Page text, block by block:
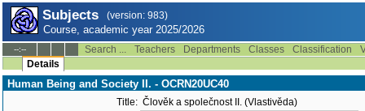
Subjects (version: 983)
Course, academic year 2025/2026
--:-- Search ... Teachers Departments Classes Classification
Details
Human Being and Society II. - OCRN20UC40
Title: Člověk a společnost II. (Vlastivěda)